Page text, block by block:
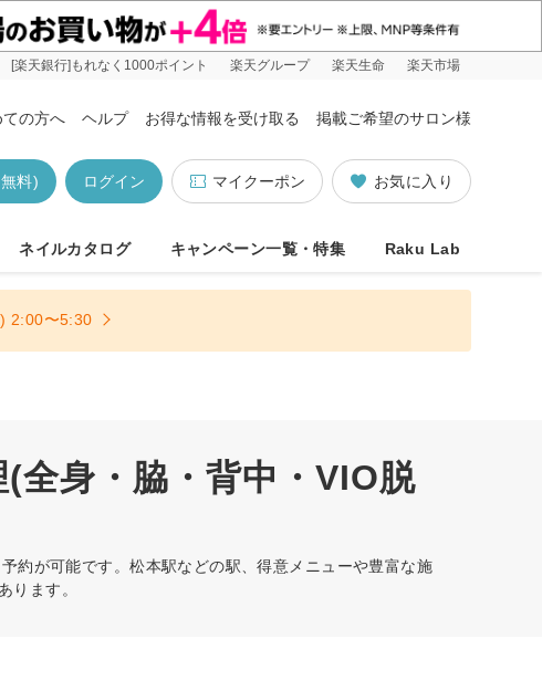
[楽天銀行]もれなく1000ポイント 楽天グループ 楽天生命 楽天市場
ての方へ ヘルプ お得な情報を受け取る 掲載ご希望のサロン様
お気に入り
マイクーポン
ログイン
料)
ネイルカタログ キャンペーン一覧・特集 Raku Lab
2:00〜5:30
全身・脇・背中・VIO脱
約が可能です。松本駅などの駅、得意メニューや豊富な施
ります。